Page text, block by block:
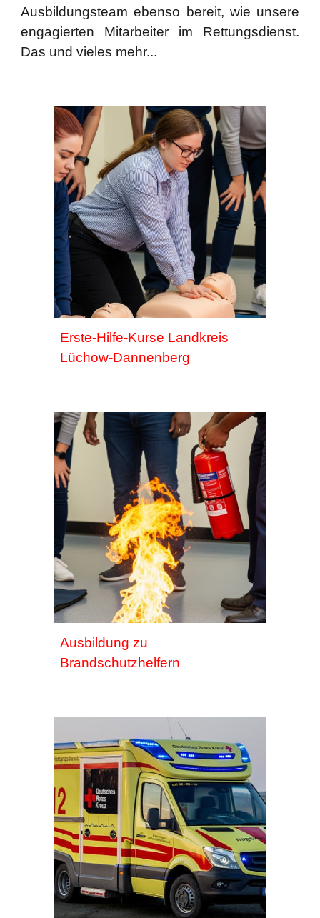
Ausbildungsteam ebenso bereit, wie unsere
engagierten Mitarbeiter im Rettungsdienst.
Das und vieles mehr...
Erste-Hilfe-Kurse Landkreis
Lüchow-Dannenberg
Ausbildung zu
Brandschutzhelfern